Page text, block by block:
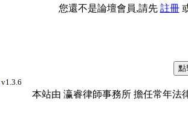
您還不是論壇會員,請先 註冊
v1.3.6
本站由 瀛睿律師事務所 擔任常年法